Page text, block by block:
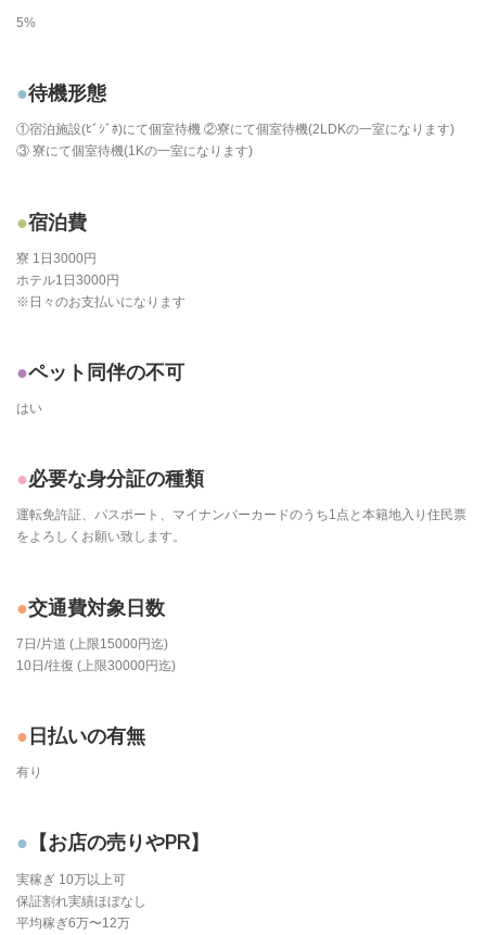
5%
待機形態
①宿泊施設(ﾋﾞｼﾞﾎ)にて個室待機 ②寮にて個室待機(2LDKの一室になります)
③ 寮にて個室待機(1Kの一室になります)
宿泊費
寮 1日3000円
ホテル1日3000円
※日々のお支払いになります
ペット同伴の不可
はい
必要な身分証の種類
運転免許証、パスポート、マイナンバーカードのうち1点と本籍地入り住民票
をよろしくお願い致します。
交通費対象日数
7日/片道 (上限15000円迄)
10日/往復 (上限30000円迄)
日払いの有無
有り
【お店の売りやPR】
実稼ぎ 10万以上可
保証割れ実績ほぼなし
平均稼ぎ6万〜12万